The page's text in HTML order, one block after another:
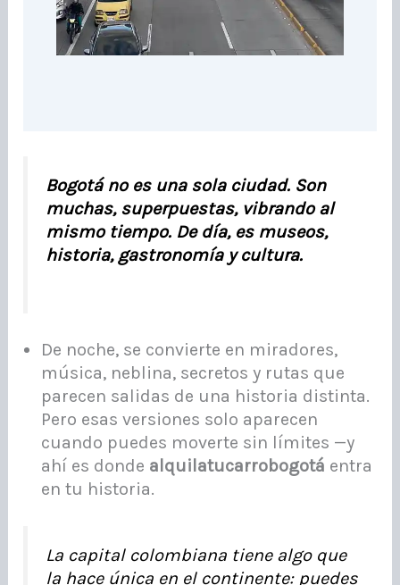
Bogotá no es una sola ciudad. Son
muchas, superpuestas, vibrando al
mismo tiempo. De día, es museos,
historia, gastronomía y cultura.
De noche, se convierte en miradores,
música, neblina, secretos y rutas que
parecen salidas de una historia distinta.
Pero esas versiones solo aparecen
cuando puedes moverte sin límites —y
ahí es donde alquilatucarrobogotá entra
en tu historia.
La capital colombiana tiene algo que
la hace única en el continente: puedes